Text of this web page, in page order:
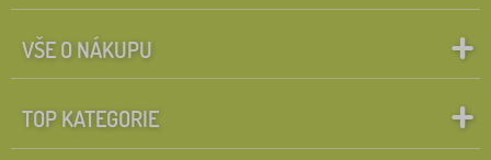
VŠE O NÁKUPU
TOP KATEGORIE